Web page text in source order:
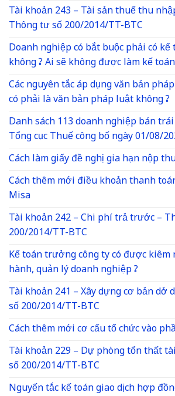
Tài khoản 243 – Tài sản thuế thu
Thông tư số 200/2014/TT-BTC
Doanh nghiệp có bắt buộc phải có
không ? Ai sẽ không được làm kế
Các nguyên tắc áp dụng văn bản
có phải là văn bản pháp luật không ?
Danh sách 113 doanh nghiệp bán
Tổng cục Thuế công bố ngày 01/08/
Cách làm giấy đề nghị gia hạn nộp
Cách thêm mới điều khoản thanh
Misa
Tài khoản 242 – Chi phí trả trước –
200/2014/TT-BTC
Kế toán trưởng công ty có được
hành, quản lý doanh nghiệp ?
Tài khoản 241 – Xây dựng cơ bản dở
số 200/2014/TT-BTC
Cách thêm mới cơ cấu tổ chức vào
Tài khoản 229 – Dự phòng tổn thất
số 200/2014/TT-BTC
Nguyến tắc kế toán giao dịch hợp